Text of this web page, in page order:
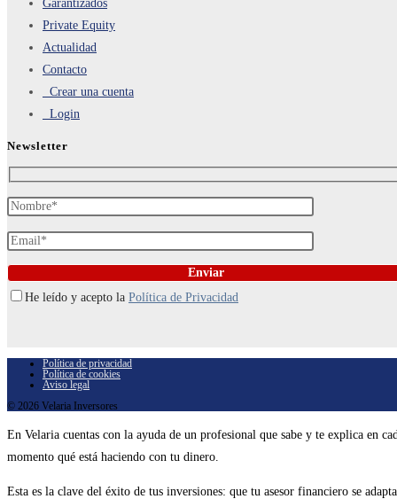
Garantizados
Private Equity
Actualidad
Contacto
Crear una cuenta
Login
Newsletter
He leído y acepto la Política de Privacidad
Política de privacidad
Política de cookies
Aviso legal
© 2026 Velaria Inversores
En Velaria cuentas con la ayuda de un profesional que sabe y te explica en
momento qué está haciendo con tu dinero.
Esta es la clave del éxito de tus inversiones: que tu asesor financiero se adapta